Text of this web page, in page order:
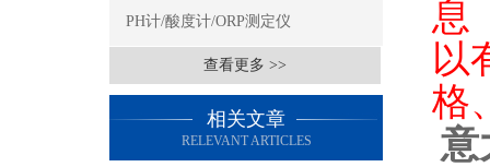
PH计/酸度计/ORP测定仪
查看更多 >>
相关文章
RELEVANT ARTICLES
息
以
格
意